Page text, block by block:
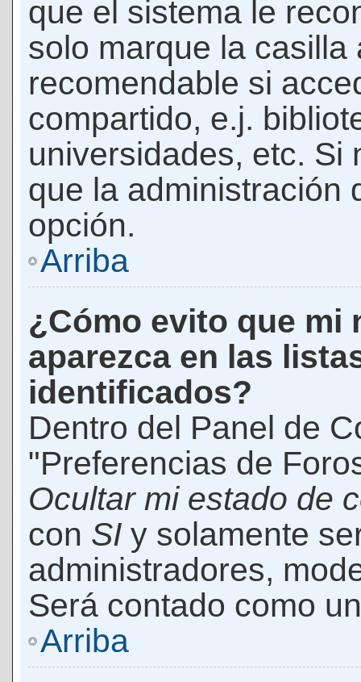
que el sistema le
solo marque la casilla
recomendable si
compartido, e.j.
universidades, etc. Si
que la administración
opción.
Arriba
¿Cómo evito que mi
aparezca en las
identificados?
Dentro del Panel de
"Preferencias de
Ocultar mi estado de
con SI y solamente
administradores,
Será contado como
Arriba